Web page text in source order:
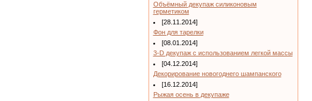
Объёмный декупаж силиконовым
герметиком
[28.11.2014]
Фон для тарелки
[08.01.2014]
3-D декупаж с использованием легкой массы
[04.12.2014]
Декорирование новогоднего шампанского
[16.12.2014]
Рыжая осень в декупаже